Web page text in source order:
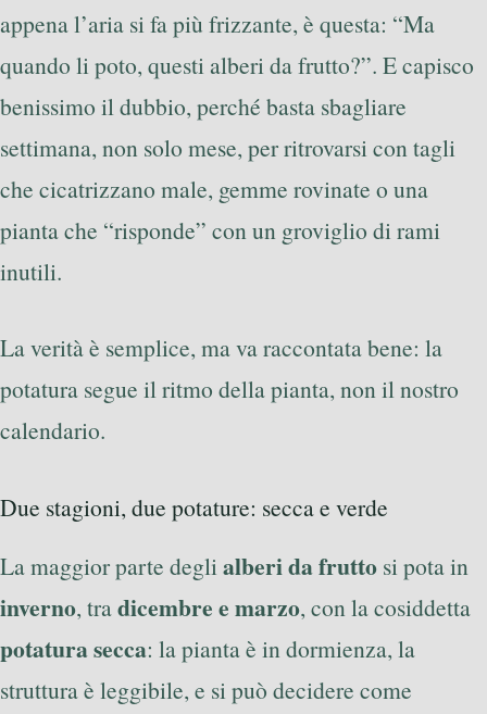
appena l’aria si fa più frizzante, è questa: “Ma
quando li poto, questi alberi da frutto?”. E capisco
benissimo il dubbio, perché basta sbagliare
settimana, non solo mese, per ritrovarsi con tagli
che cicatrizzano male, gemme rovinate o una
pianta che “risponde” con un groviglio di rami
inutili.
La verità è semplice, ma va raccontata bene: la
potatura segue il ritmo della pianta, non il nostro
calendario.
Due stagioni, due potature: secca e verde
La maggior parte deglialberi da frutto si pota in
inverno, tradicembre e marzo, con la cosiddetta
potatura secca: la pianta è in dormienza, la
struttura è leggibile, e si può decidere come